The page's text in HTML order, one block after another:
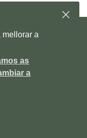
mellorar a
as
a
Mapa Web
Pontevedra ES
da